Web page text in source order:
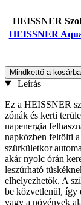
HEISSNER
HEISSNER
Mindkettő a kosárba
Leírás
Ez a HEISSNER
zónák és kerti
napenergia
napközben feltölti
szürkületkor
akár nyolc órán
leszúrható
elhelyezhetők. A
be közvetlenül, így
vagy a növények